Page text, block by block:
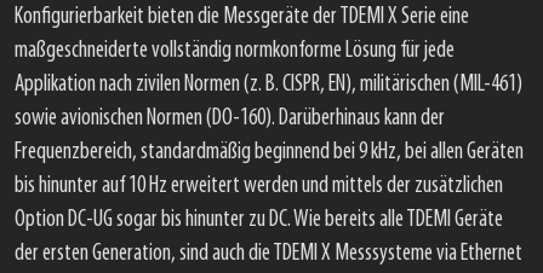
Konfigurierbarkeit bieten die Messgeräte der TDEMI X Serie eine
maßgeschneiderte vollständig normkonforme Lösung für jede
Applikation nach zivilen Normen (z. B. CISPR, EN), militärischen (MIL-461)
sowie avionischen Normen (DO-160). Darüberhinaus kann der
Frequenzbereich, standardmäßig beginnend bei 9 kHz, bei allen Geräten
bis hinunter auf 10 Hz erweitert werden und mittels der zusätzlichen
Option DC-UG sogar bis hinunter zu DC. Wie bereits alle TDEMI Geräte
der ersten Generation, sind auch die TDEMI X Messsysteme via Ethernet